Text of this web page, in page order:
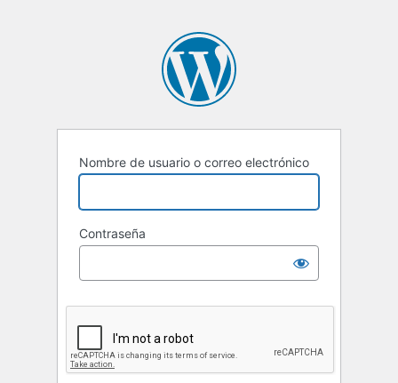
Nombre de usuario o correo electrónico
Contraseña